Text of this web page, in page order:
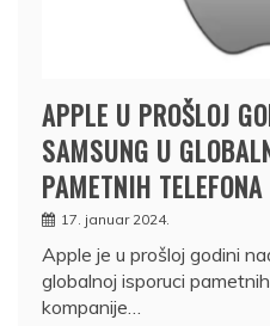
APPLE U PROŠLOJ
SAMSUNG U
PAMETNIH TELEFONA
17. januar 2024.
Apple je u prošloj godini
globalnoj isporuci
kompanije…